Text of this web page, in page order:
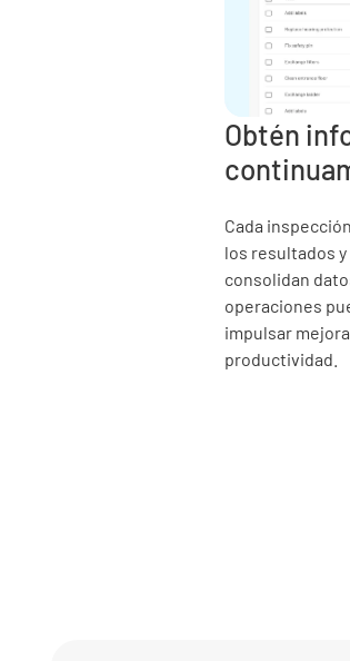
Obtén
Cada
los resultados
consolidan
operaciones
impulsar
productividad.